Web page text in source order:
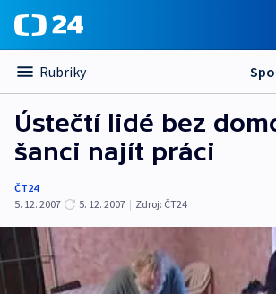
Rubriky
Ústečtí lidé bez
šanci najít práci
ČT24
5. 12. 2007
5. 12. 2007 | Zdroj: ČT24